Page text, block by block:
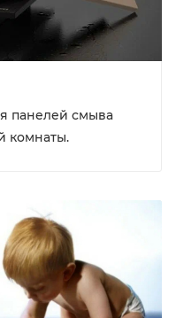
панелей смыва
комнаты.